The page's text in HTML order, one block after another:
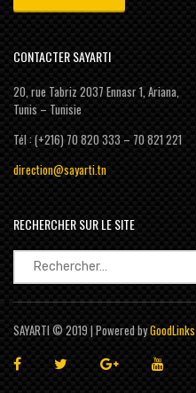
CONTACTER SAYARTI
20, rue Tabriz 2037 Ennasr 1, Ariana,
Tunis – Tunisie
Tél : (+216) 70 820 333 – 70 821 221
direction@sayarti.tn
RECHERCHER SUR LE SITE
Rechercher :
SAYARTI © 2019 | Powered byGoodLinks